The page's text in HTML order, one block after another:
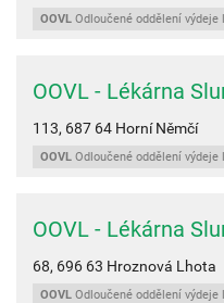
OOVL Odloučené oddělení výdeje
OOVL - Lékárna
113, 687 64 Horní Němčí
OOVL Odloučené oddělení výdeje
OOVL - Lékárna
68, 696 63 Hroznová Lhota
OOVL Odloučené oddělení výdeje